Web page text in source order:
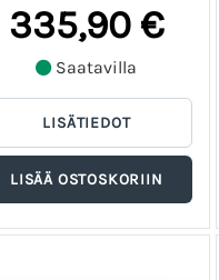
335,90 €
Saatavilla